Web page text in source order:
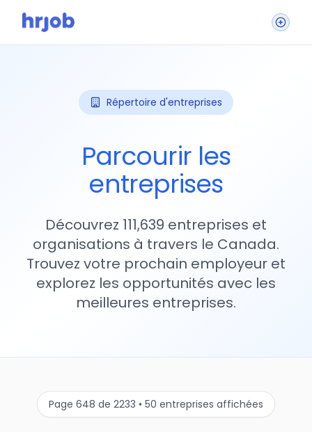
Répertoire d'entreprises
Parcourir les
entreprises
Découvrez 111,639 entreprises et
organisations à travers le Canada.
Trouvez votre prochain employeur et
explorez les opportunités avec les
meilleures entreprises.
Page 648 de 2233 • 50 entreprises affichées